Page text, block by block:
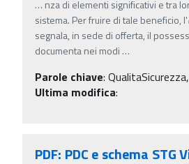
… nza di elementi significativi e tra
sistema. Per fruire di tale beneficio, l'
segnala, in sede di offerta, il
documenta nei modi …
Parole chiave:
Ultima modifica:
PDF: PDC e schema STG